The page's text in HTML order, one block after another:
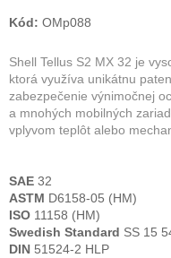
Kód: OMp088
Shell Tellus S2 MX 32 je
ktorá využíva unikátnu
zabezpečenie výnimočnej
a mnohých mobilných
vplyvom teplôt alebo
SAE 32
ASTM D6158-05 (HM)
ISO 11158 (HM)
Swedish Standard SS 15
DIN 51524-2 HLP